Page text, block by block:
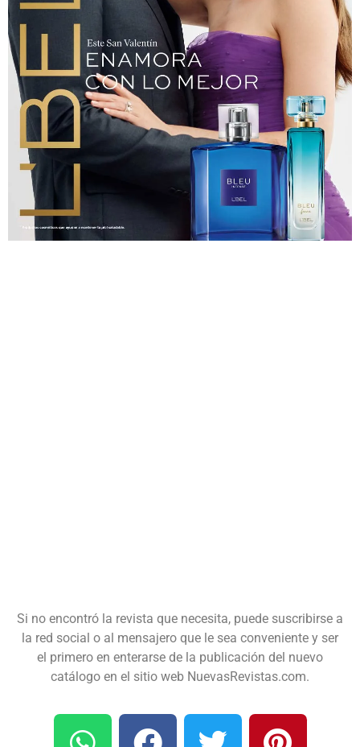
Si no encontró la revista que necesita, puede suscribirse a
la red social o al mensajero que le sea conveniente y ser
el primero en enterarse de la publicación del nuevo
catálogo en el sitio web NuevasRevistas.com.